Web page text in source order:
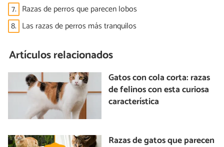
7. Razas de perros que parecen lobos
8. Las razas de perros más tranquilos
Artículos relacionados
Gatos con cola corta: razas
de felinos con esta curiosa
característica
Razas de gatos que parecen